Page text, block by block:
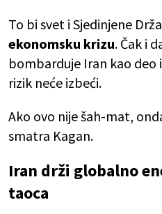
To bi svet i Sjedinjene
ekonomsku krizu. Čak i
bombarduje Iran kao deo
rizik neće izbeći.
Ako ovo nije šah-mat,
smatra Kagan.
Iran drži globalno
taoca